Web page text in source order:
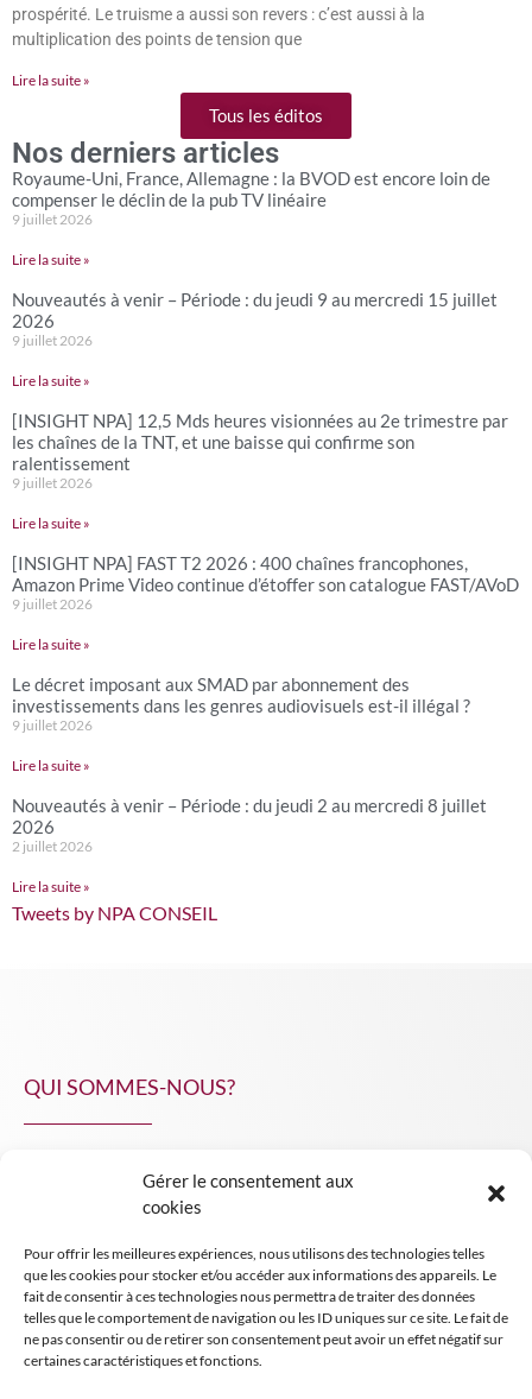
Gérer le consentement aux
cookies
Pour offrir les meilleures expériences, nous utilisons des technologies telles
que les cookies pour stocker et/ou accéder aux informations des appareils. Le
fait de consentir à ces technologies nous permettra de traiter des données
telles que le comportement de navigation ou les ID uniques sur ce site. Le fait de
ne pas consentir ou de retirer son consentement peut avoir un effet négatif sur
certaines caractéristiques et fonctions.
prospérité. Le truisme a aussi son revers : c’est aussi à la
multiplication des points de tension que
Lire la suite »
Tous les éditos
Nos derniers articles
Royaume-Uni, France, Allemagne : la BVOD est encore loin de
compenser le déclin de la pub TV linéaire
9 juillet 2026
Lire la suite »
Nouveautés à venir – Période : du jeudi 9 au mercredi 15 juillet
2026
9 juillet 2026
Lire la suite »
[INSIGHT NPA] 12,5 Mds heures visionnées au 2e trimestre par
les chaînes de la TNT, et une baisse qui confirme son
ralentissement
9 juillet 2026
Lire la suite »
[INSIGHT NPA] FAST T2 2026 : 400 chaînes francophones,
Amazon Prime Video continue d’étoffer son catalogue FAST/AVoD
9 juillet 2026
Lire la suite »
Le décret imposant aux SMAD par abonnement des
investissements dans les genres audiovisuels est-il illégal ?
9 juillet 2026
Lire la suite »
Nouveautés à venir – Période : du jeudi 2 au mercredi 8 juillet
2026
2 juillet 2026
Lire la suite »
Tweets by NPA CONSEIL
QUI SOMMES-NOUS?
INSIGHT NPA